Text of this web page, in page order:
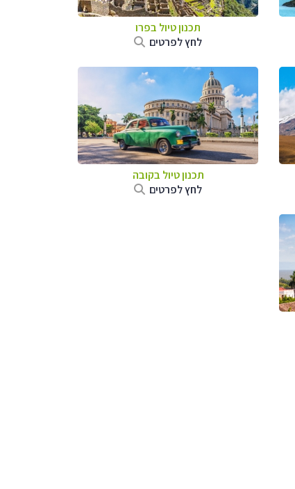
תכנון טיול בפרו
לחץ לפרטים
תכנון טיול בקובה
לחץ לפרטים